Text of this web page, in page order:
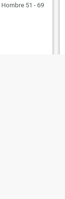
Hombre 51 - 69